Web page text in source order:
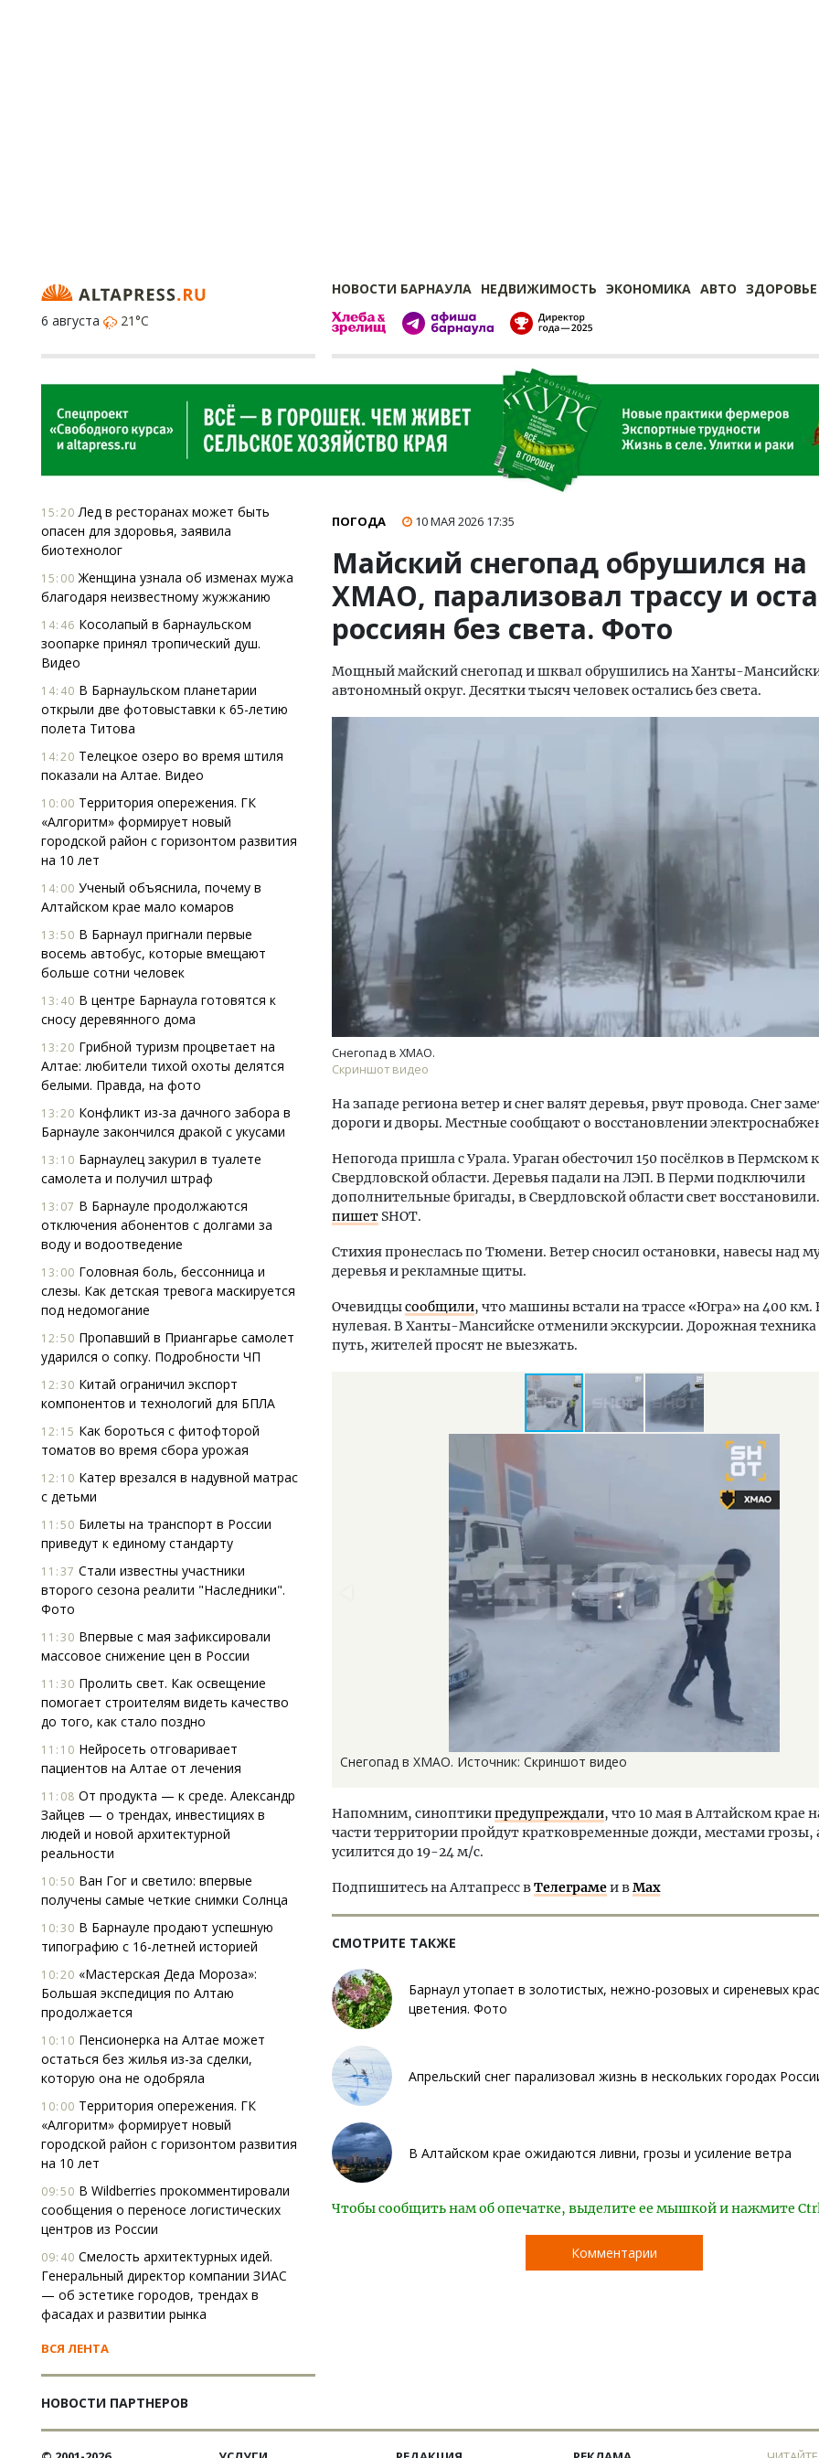
НОВОСТИ БАРНАУЛА НЕДВИЖИМОСТЬ ЭКОНОМИКА АВТО ЗДОРОВЬЕ
6 августа
21°C
15:20 Лед в ресторанах может быть
опасен для здоровья, заявила
биотехнолог
15:00 Женщина узнала об изменах мужа
благодаря неизвестному жужжанию
14:46 Косолапый в барнаульском
зоопарке принял тропический душ.
Видео
14:40 В Барнаульском планетарии
открыли две фотовыставки к 65-летию
полета Титова
14:20 Телецкое озеро во время штиля
показали на Алтае. Видео
10:00 Территория опережения. ГК
«Алгоритм» формирует новый
городской район с горизонтом развития
на 10 лет
14:00 Ученый объяснила, почему в
Алтайском крае мало комаров
13:50 В Барнаул пригнали первые
восемь автобус, которые вмещают
больше сотни человек
13:40 В центре Барнаула готовятся к
сносу деревянного дома
13:20 Грибной туризм процветает на
Алтае: любители тихой охоты делятся
белыми. Правда, на фото
13:20 Конфликт из-за дачного забора в
Барнауле закончился дракой с укусами
13:10 Барнаулец закурил в туалете
самолета и получил штраф
13:07 В Барнауле продолжаются
отключения абонентов с долгами за
воду и водоотведение
13:00 Головная боль, бессонница и
слезы. Как детская тревога маскируется
под недомогание
12:50 Пропавший в Приангарье самолет
ударился о сопку. Подробности ЧП
12:30 Китай ограничил экспорт
компонентов и технологий для БПЛА
12:15 Как бороться с фитофторой
томатов во время сбора урожая
12:10 Катер врезался в надувной матрас
с детьми
11:50 Билеты на транспорт в России
приведут к единому стандарту
11:37 Стали известны участники
второго сезона реалити "Наследники".
Фото
11:30 Впервые с мая зафиксировали
массовое снижение цен в России
11:30 Пролить свет. Как освещение
помогает строи­телям видеть качество
до того, как стало поздно
11:10 Нейросеть отговаривает
пациентов на Алтае от лечения
11:08 От продукта — к среде. Александр
Зайцев — о трендах, инвестициях в
людей и новой архитектурной
реальности
10:50 Ван Гог и светило: впервые
получены самые четкие снимки Солнца
10:30 В Барнауле продают успешную
типографию с 16-летней историей
10:20 «Мастерская Деда Мороза»:
Большая экспедиция по Алтаю
продолжается
10:10 Пенсионерка на Алтае может
остаться без жилья из-за сделки,
которую она не одобряла
10:00 Территория опережения. ГК
«Алгоритм» формирует новый
городской район с горизонтом развития
на 10 лет
09:50 В Wildberries прокомментировали
сообщения о переносе логистических
центров из России
09:40 Смелость архитектурных идей.
Генеральный директор компании ЗИАС
— об эстетике городов, трендах в
фасадах и развитии рынка
ВСЯ ЛЕНТА
НОВОСТИ ПАРТНЕРОВ
ПОГОДА 10 МАЯ 2026 17:35
Майский снегопад обрушился на
ХМАО, парализовал трассу и
россиян без света. Фото
Мощный майский снегопад и шквал обрушились на Ханты-
автономный округ. Десятки тысяч человек остались без света.
Снегопад в ХМАО.
Скриншот видео
На западе региона ветер и снег валят деревья, рвут провода. Снег
дороги и дворы. Местные сообщают о восстановлении
Непогода пришла с Урала. Ураган обесточил 150 посёлков в Пермском
Свердловской области. Деревья падали на ЛЭП. В Перми подключили
дополнительные бригады, в Свердловской области свет
пишет SHOT.
Стихия пронеслась по Тюмени. Ветер сносил остановки, навесы над
деревья и рекламные щиты.
Очевидцысообщили, что машины встали на трассе «Югра» на 400 км.
нулевая. В Ханты-Мансийске отменили экскурсии. Дорожная
путь, жителей просят не выезжать.
Снегопад в ХМАО. Источник: Скриншот видео
Напомним, синоптикипредупреждали, что 10 мая в Алтайском крае
части территории пройдут кратковременные дожди, местами грозы,
усилится до 19-24 м/с.
Подпишитесь на Алтапресс вТелеграмеи вMax
СМОТРИТЕ ТАКЖЕ
Барнаул утопает в золотистых, нежно-розовых и сиреневых
цветения. Фото
Апрельский снег парализовал жизнь в нескольких городах
В Алтайском крае ожидаются ливни, грозы и усиление ветра
Чтобы сообщить нам об опечатке, выделите ее мышкой и нажмите
Комментарии
Двухуровневые номера и вид на горы.
Каким будет новый апарт-отель
«Белкур» в Белокурихе
ДОМА И КВАРТИРЫ
Смелость архитектурных
Генеральный директор
ЗИАС — об эстетике
трендах в фасадах и